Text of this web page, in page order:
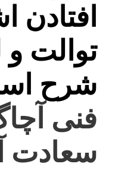
افتادن
توالت و
شرح
فنی
سعادت